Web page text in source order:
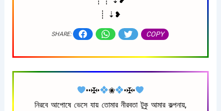
┊ ⇣❥
SHARE: COPY
••✠• ❀
•✠•
নিরবে আপোষে ভেসে যায় তোমার নীরবতা টুকু আমার কল্পনায়,